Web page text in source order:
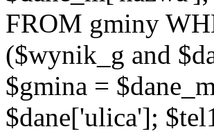
FROM gminy
($wynik_g and
$gmina =
$dane['ulica'];